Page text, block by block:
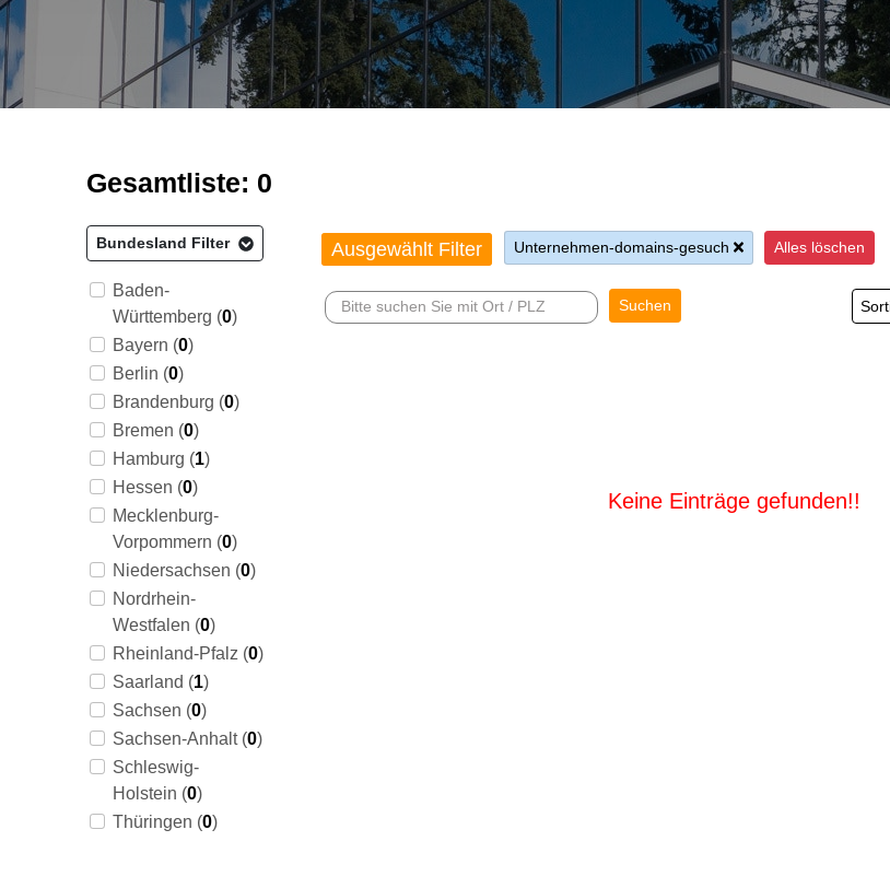
Gesamtliste: 0
Bundesland Filter
Baden-
Württemberg (0)
Bayern (0)
Berlin (0)
Brandenburg (0)
Bremen (0)
Hamburg (1)
Hessen (0)
Mecklenburg-
Vorpommern (0)
Niedersachsen (0)
Nordrhein-
Westfalen (0)
Rheinland-Pfalz (0)
Saarland (1)
Sachsen (0)
Sachsen-Anhalt (0)
Schleswig-
Holstein (0)
Thüringen (0)
Ausgewählt Filter Unternehmen-domains-gesuch Alles löschen
Suchen
Keine Einträge gefunden!!